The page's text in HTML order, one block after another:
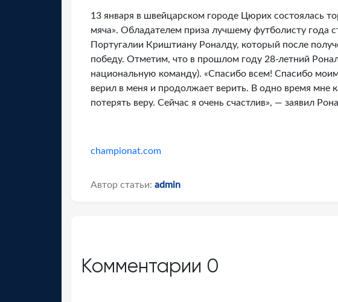
13 января в швейцарском городе Цюрих состоялась
мяча». Обладателем приза лучшему футболисту года
Португалии Криштиану Роналду, который после
победу. Отметим, что в прошлом году 28-летний
национальную команду). «Спасибо всем! Спасибо
верил в меня и продолжает верить. В одно время мне
потерять веру. Сейчас я очень счастлив», — заявил
championat.com
Автор статьи: admin
Комментарии 0